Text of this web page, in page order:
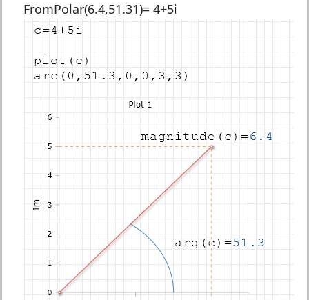
FromPolar(6.4,51.31)= 4+5i